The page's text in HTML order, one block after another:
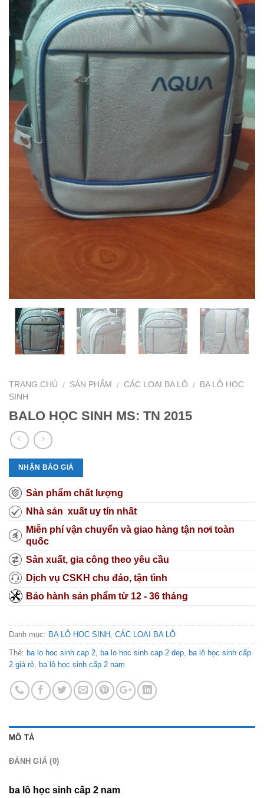
TRANG CHỦ / SẢN PHẨM / CÁC LOẠI BA LÔ /
BA LÔ HỌC
SINH
BALO HỌC SINH MS: TN 2015
NHẬN BÁO GIÁ
Sản phẩm chất lượng
Nhà sản xuất uy tín nhất
Miễn phí vận chuyển và giao hàng tận nơi toàn
quốc
Sản xuất, gia công theo yêu cầu
Dịch vụ CSKH chu đáo, tận tình
Bảo hành sản phẩm từ 12 - 36 tháng
Danh mục: BA LÔ HỌC SINH CÁC LOẠI BA LÔ
Thẻ: ba lo hoc sinh cap 2 ba lo hoc sinh cap 2 dep ba lô học sinh cấp
2 giá rẻ ba lô học sinh cấp 2 nam
MÔ TẢ
ĐÁNH GIÁ (0)
ba lô học sinh cấp 2 nam